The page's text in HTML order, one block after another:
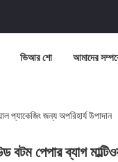
ভিআর শো আমাদের
প্যাকেজিং জন্য অপরিহার্য উপাদান
পেপার ব্যাগ